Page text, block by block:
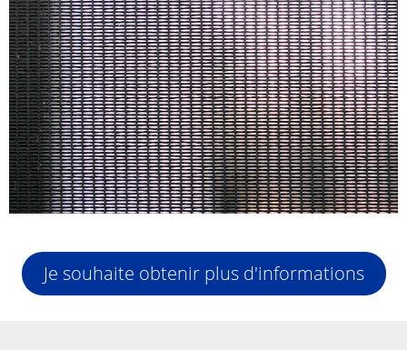
Je souhaite obtenir plus d'informations